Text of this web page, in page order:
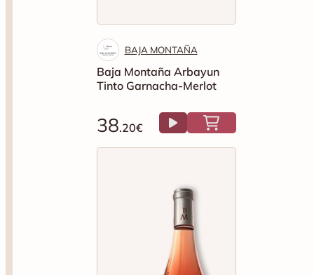
BAJA MONTAÑA
Baja Montaña Arbayun
Tinto Garnacha-Merlot
38.20€